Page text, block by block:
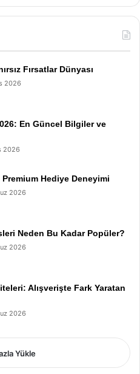
Fırsatlar Dünyası
2026
En Güncel Bilgiler ve
2026
Hediye Deneyimi
2026
Neden Bu Kadar Popüler?
2026
Alışverişte Fark Yaratan
2026
Yükle